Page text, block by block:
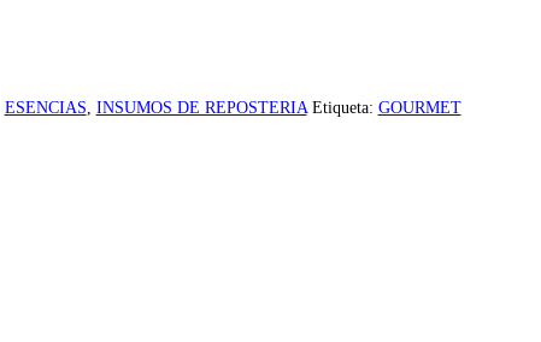
ESENCIAS INSUMOS DE REPOSTERIA Etiqueta: GOURMET